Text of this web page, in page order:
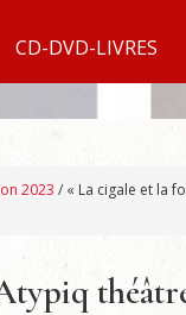
CD-DVD-LIVRES
2023 / « La cigale et la